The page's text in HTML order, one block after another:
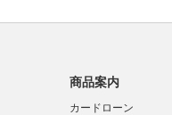
商品案内
カードローン